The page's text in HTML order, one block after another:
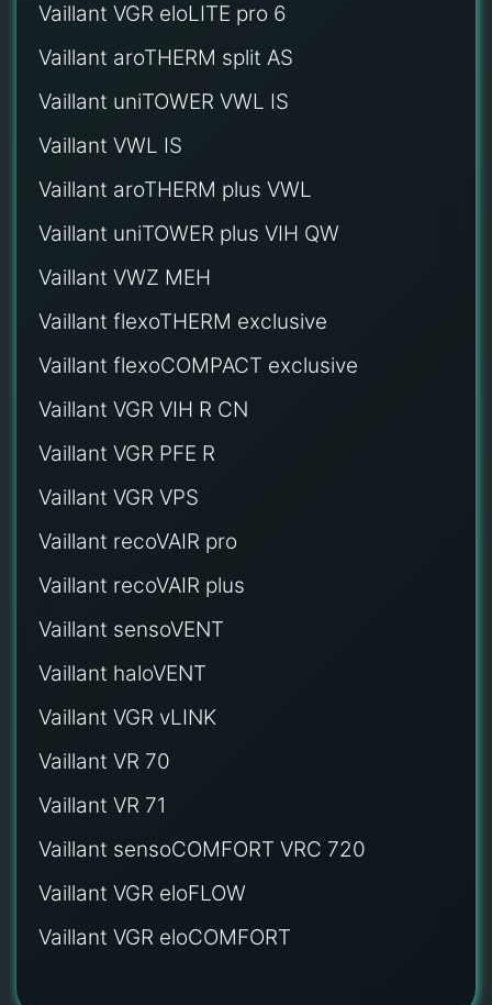
Vaillant VGR eloLITE pro 6
Vaillant aroTHERM split AS
Vaillant uniTOWER VWL IS
Vaillant VWL IS
Vaillant aroTHERM plus VWL
Vaillant uniTOWER plus VIH QW
Vaillant VWZ MEH
Vaillant flexoTHERM exclusive
Vaillant flexoCOMPACT exclusive
Vaillant VGR VIH R CN
Vaillant VGR PFE R
Vaillant VGR VPS
Vaillant recoVAIR pro
Vaillant recoVAIR plus
Vaillant sensoVENT
Vaillant haloVENT
Vaillant VGR vLINK
Vaillant VR 70
Vaillant VR 71
Vaillant sensoCOMFORT VRC 720
Vaillant VGR eloFLOW
Vaillant VGR eloCOMFORT